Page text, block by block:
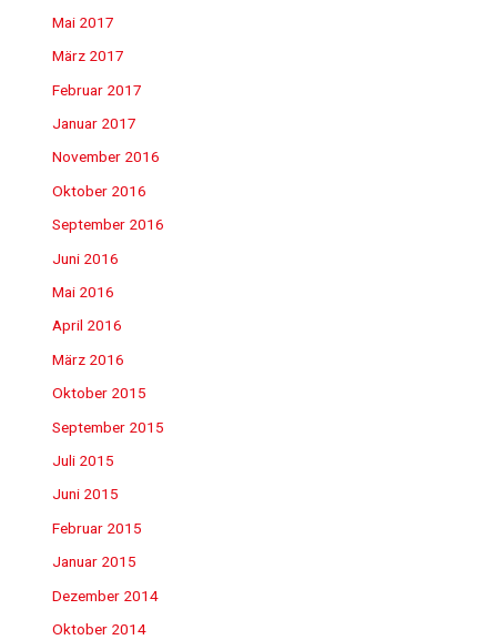
Mai 2017
März 2017
Februar 2017
Januar 2017
November 2016
Oktober 2016
September 2016
Juni 2016
Mai 2016
April 2016
März 2016
Oktober 2015
September 2015
Juli 2015
Juni 2015
Februar 2015
Januar 2015
Dezember 2014
Oktober 2014